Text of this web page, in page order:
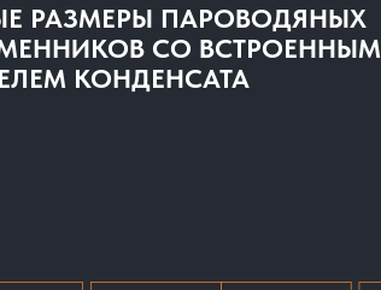
РАЗМЕРЫ ПАРОВОДЯНЫХ
СО ВСТРОЕННЫМ
КОНДЕНСАТА